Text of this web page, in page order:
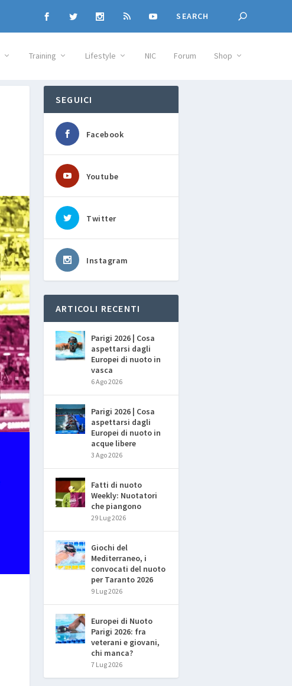
Training Lifestyle NIC Forum Shop
SEGUICI
Facebook
Youtube
Twitter
Instagram
ARTICOLI RECENTI
Parigi 2026 | Cosa
aspettarsi dagli
Europei di nuoto in
vasca
6 Ago 2026
Parigi 2026 | Cosa
aspettarsi dagli
Europei di nuoto in
acque libere
3 Ago 2026
Fatti di nuoto
Weekly: Nuotatori
che piangono
29 Lug 2026
Giochi del
Mediterraneo, i
convocati del nuoto
per Taranto 2026
9 Lug 2026
Europei di Nuoto
Parigi 2026: fra
veterani e giovani,
chi manca?
7 Lug 2026